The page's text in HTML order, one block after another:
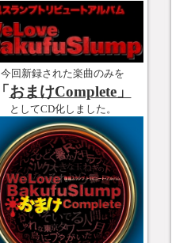
今回新録された楽曲のみを
「おまけComplete」
としてCD化しました。